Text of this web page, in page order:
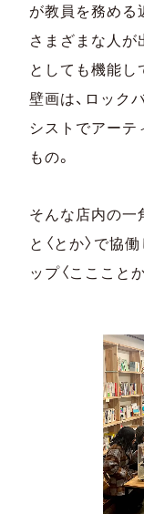
が教員を務める
さまざまな人が
としても機能し
壁画は、ロック
シストでアー
もの。
そんな店内の一
と〈とか〉で協
ップ〈ここことか